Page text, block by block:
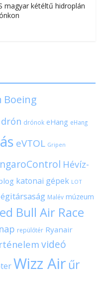
magyar kétéltű hidroplán
Boeing
drón drónok eHang eHang
eVTOL Gripen
Hévíz-
katonai gépek LOT
Malév múzeum
Bull Air Race
repülőtér Ryanair
videó
Wizz Air űr